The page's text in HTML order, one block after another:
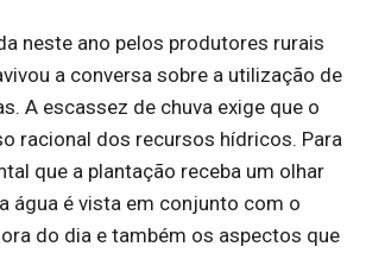
neste ano pelos produtores rurais
a conversa sobre a utilização de
A escassez de chuva exige que o
racional dos recursos hídricos. Para
que a plantação receba um olhar
água é vista em conjunto com o
do dia e também os aspectos que